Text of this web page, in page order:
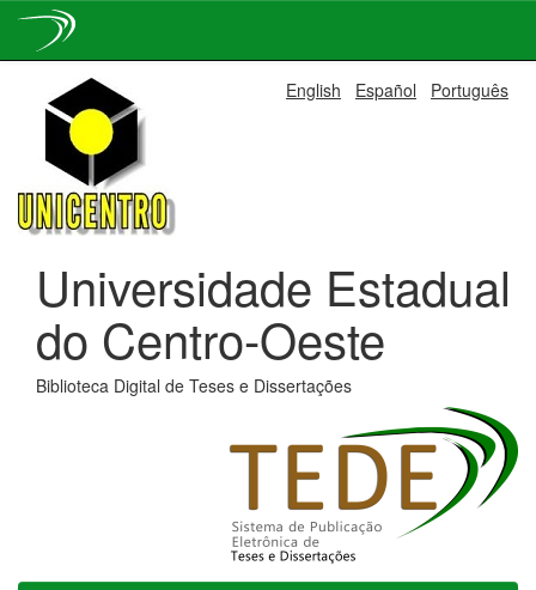
navigation
English Español Português
Universidade Estadual
do Centro-Oeste
Biblioteca Digital de Teses e Dissertações